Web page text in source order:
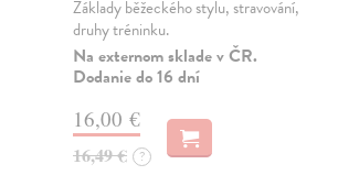
Základy běžeckého stylu, stravování,
druhy tréninku.
Na externom sklade v ČR.
Dodanie do 16 dní
16,00 €
16,49 € ?